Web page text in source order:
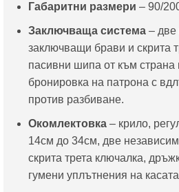
Габаритни размери – 90/
Заключваща система– две
заключващи брави и скрита
пасивни шипа от към страна
бронировка на патрона с
против разбиване.
Окомлектовка– крило,
14см до 34см, две
скрита трета ключалка,
гумени уплътнения на